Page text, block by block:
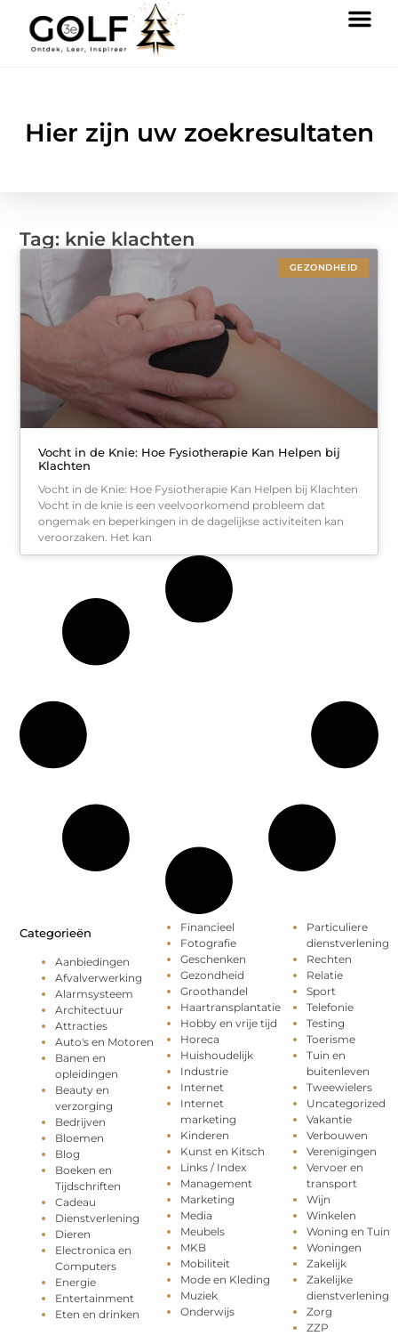
Hier zijn uw zoekresultaten
Tag: knie klachten
GEZONDHEID
Vocht in de Knie: Hoe Fysiotherapie Kan Helpen bij
Klachten
Vocht in de Knie: Hoe Fysiotherapie Kan Helpen bij Klachten
Vocht in de knie is een veelvoorkomend probleem dat
ongemak en beperkingen in de dagelijkse activiteiten kan
veroorzaken. Het kan
Categorieën
Aanbiedingen
Afvalverwerking
Alarmsysteem
Architectuur
Attracties
Auto's en Motoren
Banen en
opleidingen
Beauty en
verzorging
Bedrijven
Bloemen
Blog
Boeken en
Tijdschriften
Cadeau
Dienstverlening
Dieren
Electronica en
Computers
Energie
Entertainment
Eten en drinken
Financieel
Fotografie
Geschenken
Gezondheid
Groothandel
Haartransplantatie
Hobby en vrije tijd
Horeca
Huishoudelijk
Industrie
Internet
Internet
marketing
Kinderen
Kunst en Kitsch
Links / Index
Management
Marketing
Media
Meubels
MKB
Mobiliteit
Mode en Kleding
Muziek
Onderwijs
Particuliere
dienstverlening
Rechten
Relatie
Sport
Telefonie
Testing
Toerisme
Tuin en
buitenleven
Tweewielers
Uncategorized
Vakantie
Verbouwen
Verenigingen
Vervoer en
transport
Wijn
Winkelen
Woning en Tuin
Woningen
Zakelijk
Zakelijke
dienstverlening
Zorg
ZZP